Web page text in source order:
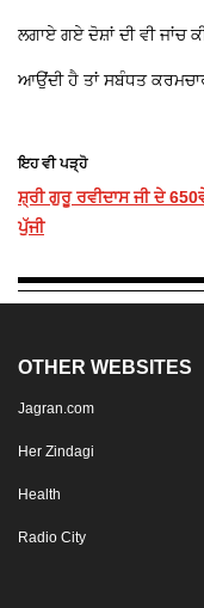
ਲਗਾਏ ਗਏ ਦੋਸ਼ਾਂ ਦੀ ਵੀ ਜਾਂਚ
ਆਉਂਦੀ ਹੈ ਤਾਂ ਸਬੰਧਤ
ਇਹ ਵੀ ਪੜ੍ਹੋ
ਸ਼੍ਰੀ ਗੁਰੂ ਰਵੀਦਾਸ ਜੀ ਦੇ
ਪੁੱਜੀ
OTHER WEBSITES
Jagran.com
Her Zindagi
Health
Radio City